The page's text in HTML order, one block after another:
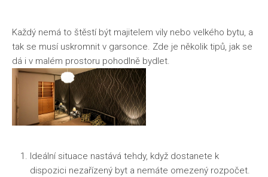
Produkty
Vzdělání
Každý nemá to štěstí být majitelem vily nebo velkého bytu, a
tak se musí uskromnit v garsonce. Zde je několik tipů, jak se
dá i v malém prostoru pohodlně bydlet.
Ideální situace nastává tehdy, když dostanete k
dispozici nezařízený byt a nemáte omezený rozpočet.